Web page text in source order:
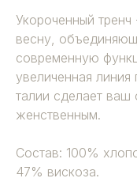
Укороченный
весну,
современную
увеличенная
талии сделает ваш
женственным.
Состав: 100%
47% вискоза.